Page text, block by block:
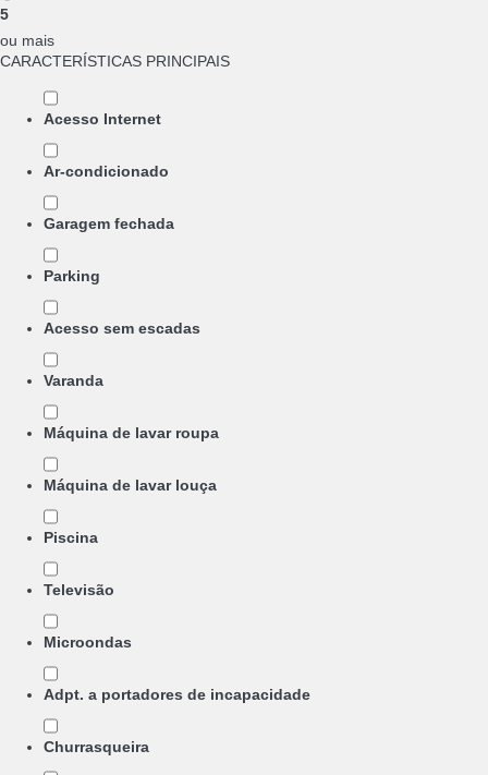
5
ou mais
CARACTERÍSTICAS PRINCIPAIS
Acesso Internet
Ar-condicionado
Garagem fechada
Parking
Acesso sem escadas
Varanda
Máquina de lavar roupa
Máquina de lavar louça
Piscina
Televisão
Microondas
Adpt. a portadores de incapacidade
Churrasqueira